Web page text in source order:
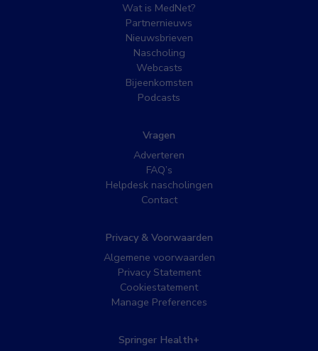
Wat is MedNet?
Partnernieuws
Nieuwsbrieven
Nascholing
Webcasts
Bijeenkomsten
Podcasts
Vragen
Adverteren
FAQ’s
Helpdesk nascholingen
Contact
Privacy & Voorwaarden
Algemene voorwaarden
Privacy Statement
Cookiestatement
Manage Preferences
Springer Health+